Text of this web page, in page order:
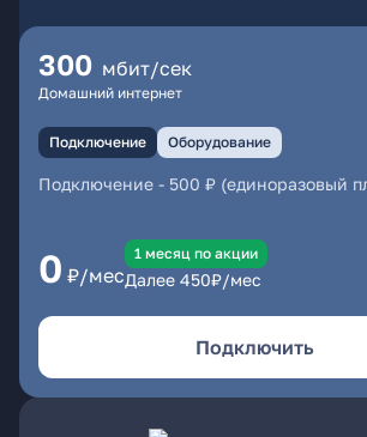
300 мбит/сек
Домашний интернет
Подключение Оборудование
Подключение - 500 ₽ (единоразовый
0 ₽/мес
1 месяц по акции
Далее 450₽/мес
Подключить